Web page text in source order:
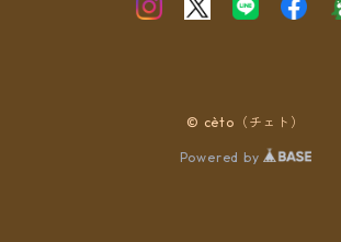
© cèto（チェト）
Powered by